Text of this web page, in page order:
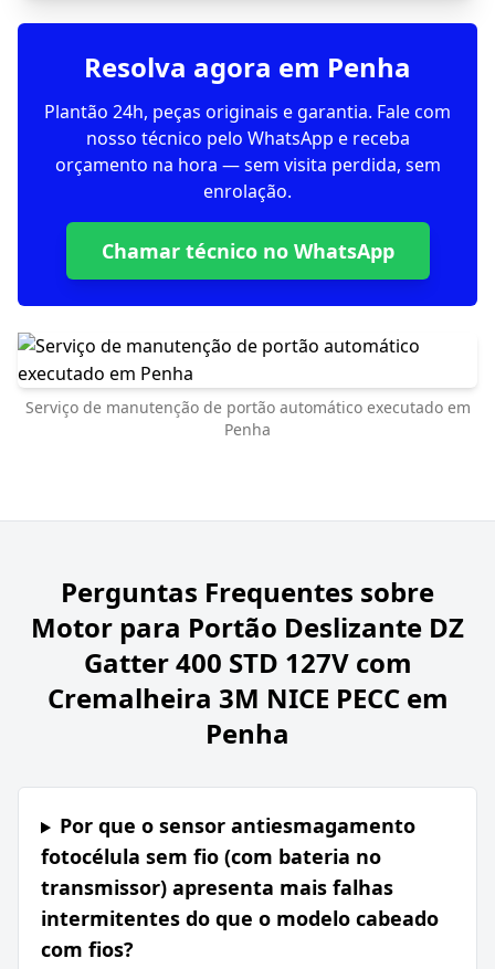
Resolva agora em Penha
Plantão 24h, peças originais e garantia. Fale com
nosso técnico pelo WhatsApp e receba
orçamento na hora — sem visita perdida, sem
enrolação.
Chamar técnico no WhatsApp
Serviço de manutenção de portão automático executado em
Penha
Perguntas Frequentes sobre
Motor para Portão Deslizante DZ
Gatter 400 STD 127V com
Cremalheira 3M NICE PECC em
Penha
Por que o sensor antiesmagamento
fotocélula sem fio (com bateria no
transmissor) apresenta mais falhas
intermitentes do que o modelo cabeado
com fios?